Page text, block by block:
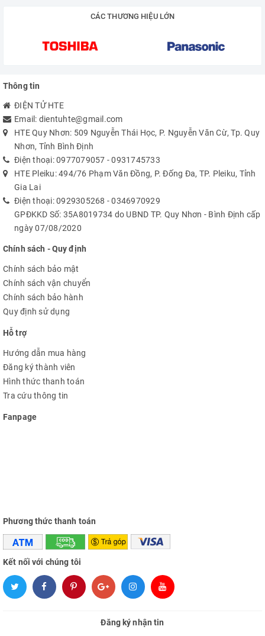
CÁC THƯƠNG HIỆU LỚN
Thông tin
ĐIỆN TỬ HTE
Email: dientuhte@gmail.com
HTE Quy Nhơn: 509 Nguyễn Thái Học, P. Nguyễn Văn Cừ, Tp. Quy
Nhơn, Tỉnh Bình Định
Điện thoại:0977079057 -0931745733
HTE Pleiku: 494/76 Phạm Văn Đồng, P. Đống Đa, TP. Pleiku, Tỉnh
Gia Lai
Điện thoại:0929305268 -0346970929
GPĐKKD Số: 35A8019734 do UBND TP. Quy Nhơn - Bình Định cấp
ngày 07/08/2020
Chính sách - Quy định
Chính sách bảo mật
Chính sách vận chuyển
Chính sách bảo hành
Quy định sử dụng
Hỗ trợ
Hướng dẫn mua hàng
Đăng ký thành viên
Hình thức thanh toán
Tra cứu thông tin
Fanpage
Phương thức thanh toán
Kết nối với chúng tôi
Đăng ký nhận tin